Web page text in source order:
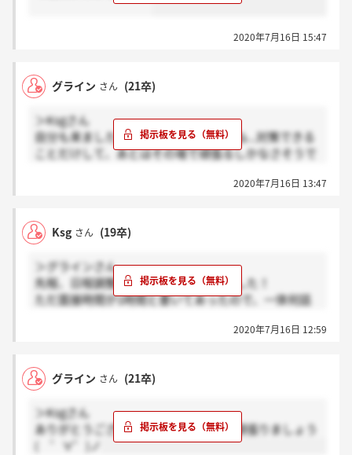
2020年7月16日 15:47
グライン さん (21卒)
＞Ksgさん
自分も来ました！１時間は長いですよね...対策できる
ことだけして、あとはその場で頑張るしかなさそうで
2020年7月16日 13:47
Ksg さん (19卒)
＞グラインさん
先程、日程調整のメールをいただきました！
ただ面接時間が1時間と書いてあったので、一体何話
2020年7月16日 12:59
グライン さん (21卒)
＞Ksgさん
ありがとうございます！そうですね！頑張りましょう
( ゜∀゜)ノ